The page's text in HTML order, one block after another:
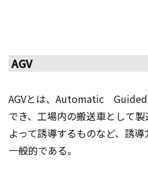
AGV
AGVとは、Automatic Guided
でき、工場内の搬送車として
よって誘導するものなど、誘
一般的である。